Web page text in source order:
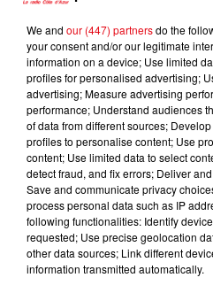
CORNEILLE
Parce Qu'on Vient De
Loin
Dis-
L'HOROSCOPE
We and our (447) partnersdo the
your consent and/or our legitimate
information on a device; Use limited
profiles for personalised advertising;
advertising; Measure advertising
performance; Understand audiences
of data from different sources;
profiles to personalise content; Use
content; Use limited data to select
detect fraud, and fix errors; Deliver
Save and communicate privacy
process personal data such as IP
following functionalities: Identify
requested; Use precise geolocation
other data sources; Link different
information transmitted automatically.